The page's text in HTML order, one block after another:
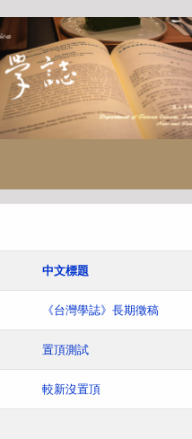
中文標題
《台灣學誌》長期徵稿
置頂測試
較新沒置頂